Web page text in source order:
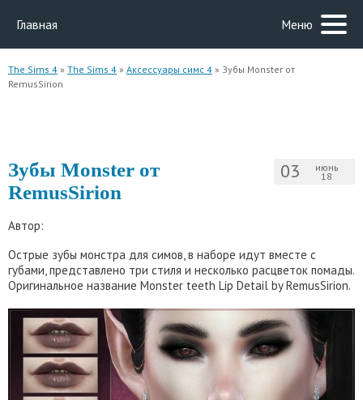
Главная Меню
The Sims 4 » The Sims 4 » Аксессуары симс 4 » Зубы Monster от
RemusSirion
03 июнь
18
Зубы Monster от
RemusSirion
Автор:
Острые зубы монстра для симов, в наборе идут вместе с
губами, представлено три стиля и несколько расцветок помады.
Оригинальное название Monster teeth Lip Detail by RemusSirion.